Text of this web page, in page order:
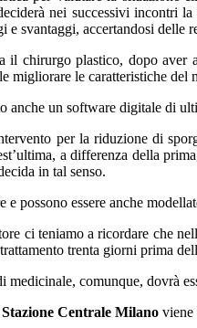
nei successivi incontri
e svantaggi, accertandosi delle
il chirurgo plastico, dopo aver
migliorare le caratteristiche
anche un software digitale di
per la riduzione di
a differenza della
in tal senso.
e possono essere anche
ci teniamo a ricordare che
trenta giorni prima
medicinale, comunque, dovrà
Centrale Milano viene